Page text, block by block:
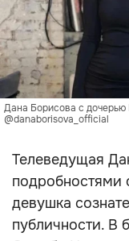
Дана Борисова с
@danaborisova_official
Телеведущая
подробностями
девушка
публичности. В